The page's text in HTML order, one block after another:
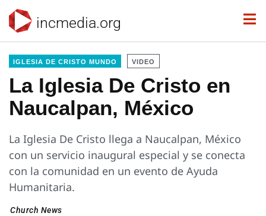
incmedia.org
IGLESIA DE CRISTO MUNDO VIDEO
La Iglesia De Cristo en
Naucalpan, México
La Iglesia De Cristo llega a Naucalpan, México
con un servicio inaugural especial y se conecta
con la comunidad en un evento de Ayuda
Humanitaria.
Church News